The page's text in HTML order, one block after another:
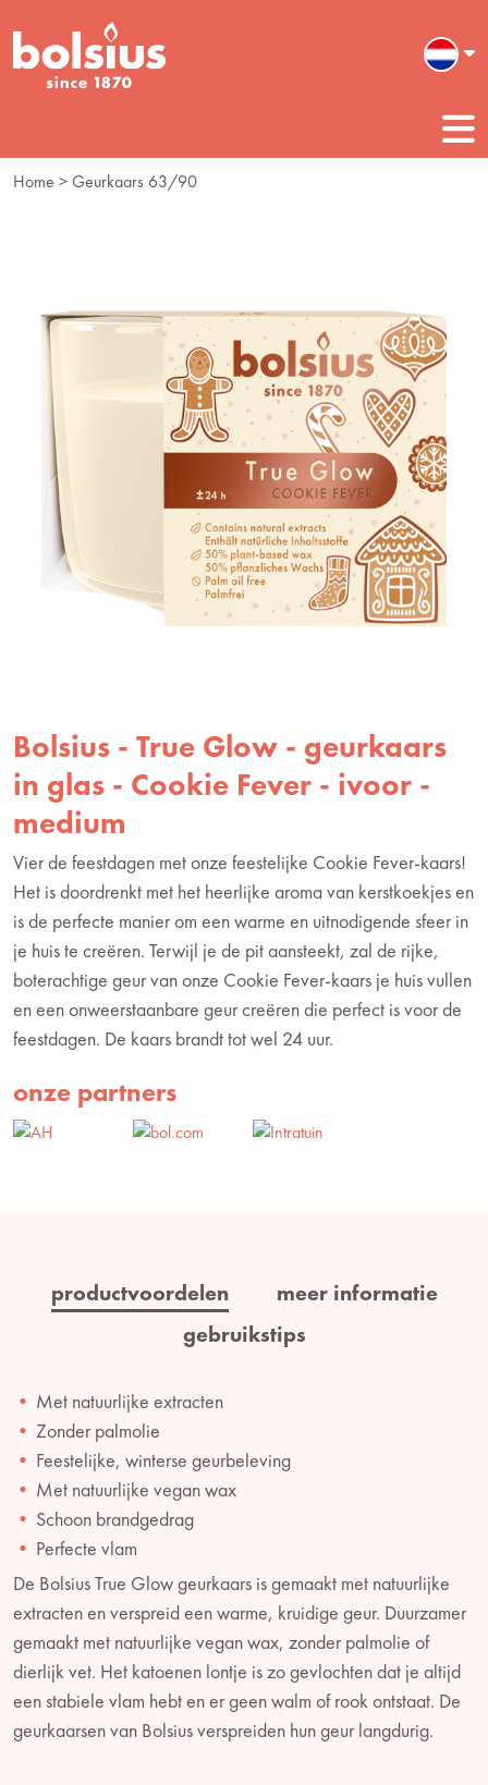
Home > Geurkaars 63/90
Bolsius - True Glow - geurkaars
in glas - Cookie Fever - ivoor -
medium
Vier de feestdagen met onze feestelijke Cookie Fever-kaars!
Het is doordrenkt met het heerlijke aroma van kerstkoekjes en
is de perfecte manier om een warme en uitnodigende sfeer in
je huis te creëren. Terwijl je de pit aansteekt, zal de rijke,
boterachtige geur van onze Cookie Fever-kaars je huis vullen
en een onweerstaanbare geur creëren die perfect is voor de
feestdagen. De kaars brandt tot wel 24 uur.
onze partners
productvoordelen
meer informatie
gebruikstips
Met natuurlijke extracten
Zonder palmolie
Feestelijke, winterse geurbeleving
Met natuurlijke vegan wax
Schoon brandgedrag
Perfecte vlam
De Bolsius True Glow geurkaars is gemaakt met natuurlijke
extracten en verspreid een warme, kruidige geur. Duurzamer
gemaakt met natuurlijke vegan wax, zonder palmolie of
dierlijk vet. Het katoenen lontje is zo gevlochten dat je altijd
een stabiele vlam hebt en er geen walm of rook ontstaat. De
geurkaarsen van Bolsius verspreiden hun geur langdurig.